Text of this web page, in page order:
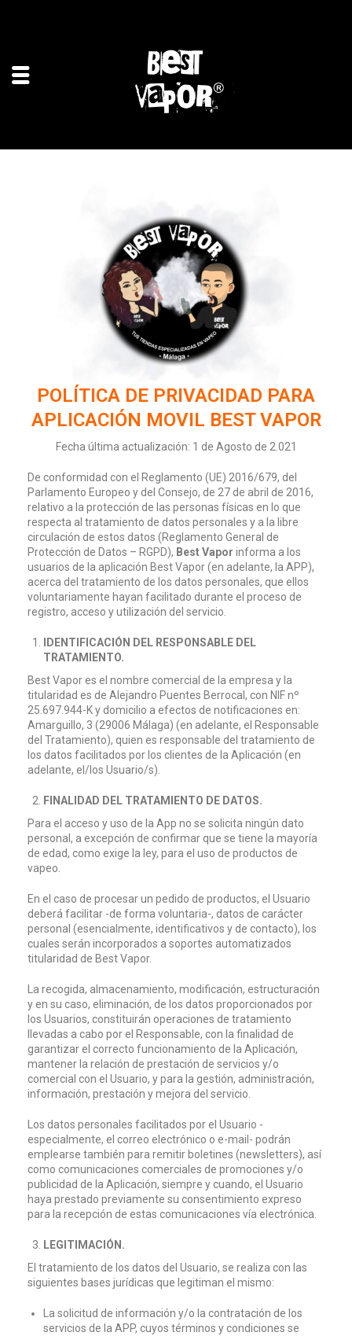
POLÍTICA DE PRIVACIDAD PARA
APLICACIÓN MOVIL BEST VAPOR
Fecha última actualización: 1 de Agosto de 2.021
De conformidad con el Reglamento (UE) 2016/679, del
Parlamento Europeo y del Consejo, de 27 de abril de 2016,
relativo a la protección de las personas físicas en lo que
respecta al tratamiento de datos personales y a la libre
circulación de estos datos (Reglamento General de
Protección de Datos – RGPD), Best Vapor informa a los
usuarios de la aplicación Best Vapor (en adelante, la APP),
acerca del tratamiento de los datos personales, que ellos
voluntariamente hayan facilitado durante el proceso de
registro, acceso y utilización del servicio.
IDENTIFICACIÓN DEL RESPONSABLE DEL
TRATAMIENTO.
Best Vapor es el nombre comercial de la empresa y la
titularidad es de Alejandro Puentes Berrocal, con NIF nº
25.697.944-K y domicilio a efectos de notificaciones en:
Amarguillo, 3 (29006 Málaga) (en adelante, el Responsable
del Tratamiento), quien es responsable del tratamiento de
los datos facilitados por los clientes de la Aplicación (en
adelante, el/los Usuario/s).
FINALIDAD DEL TRATAMIENTO DE DATOS.
Para el acceso y uso de la App no se solicita ningún dato
personal, a excepción de confirmar que se tiene la mayoría
de edad, como exige la ley, para el uso de productos de
vapeo.
En el caso de procesar un pedido de productos, el Usuario
deberá facilitar -de forma voluntaria-, datos de carácter
personal (esencialmente, identificativos y de contacto), los
cuales serán incorporados a soportes automatizados
titularidad de Best Vapor.
La recogida, almacenamiento, modificación, estructuración
y en su caso, eliminación, de los datos proporcionados por
los Usuarios, constituirán operaciones de tratamiento
llevadas a cabo por el Responsable, con la finalidad de
garantizar el correcto funcionamiento de la Aplicación,
mantener la relación de prestación de servicios y/o
comercial con el Usuario, y para la gestión, administración,
información, prestación y mejora del servicio.
Los datos personales facilitados por el Usuario -
especialmente, el correo electrónico o e-mail- podrán
emplearse también para remitir boletines (newsletters), así
como comunicaciones comerciales de promociones y/o
publicidad de la Aplicación, siempre y cuando, el Usuario
haya prestado previamente su consentimiento expreso
para la recepción de estas comunicaciones vía electrónica.
LEGITIMACIÓN.
El tratamiento de los datos del Usuario, se realiza con las
siguientes bases jurídicas que legitiman el mismo:
La solicitud de información y/o la contratación de los
servicios de la APP, cuyos términos y condiciones se